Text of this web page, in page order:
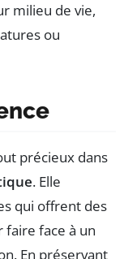
milieu de vie,
ou
précieux dans
. Elle
qui offrent des
faire face à un
En préservant